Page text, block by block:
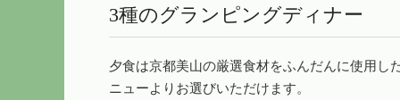
3種のグランピングディナー
夕食は京都美山の厳選食材をふんだんに使用し
ニューよりお選びいただけます。